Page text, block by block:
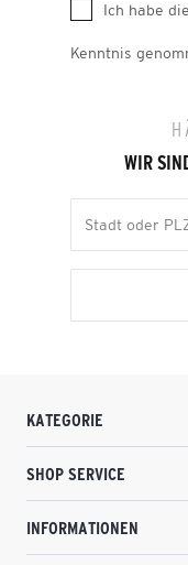
Ich habe die
Kenntnis
WIR
KATEGORIE
SHOP SERVICE
INFORMATIONEN